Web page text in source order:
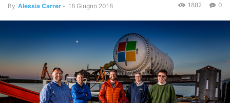
By Alessia Carrer - 18 Giugno 2018 0
1882